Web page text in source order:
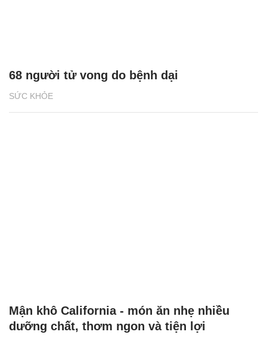
SỨC KHỎE
68 người tử vong do bệnh dại
Mận khô California - món ăn nhẹ nhiều
dưỡng chất, thơm ngon và tiện lợi